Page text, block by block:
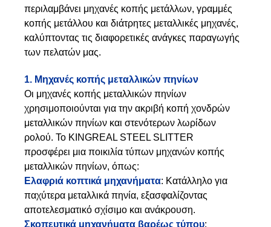
περιλαμβάνει μηχανές κοπής μετάλλων, γραμμές
κοπής μετάλλου και διάτρητες μεταλλικές μηχανές,
καλύπτοντας τις διαφορετικές ανάγκες παραγωγής
των πελατών μας.
1. Μηχανές κοπής μεταλλικών πηνίων
Οι μηχανές κοπής μεταλλικών πηνίων
χρησιμοποιούνται για την ακριβή κοπή χονδρών
μεταλλικών πηνίων και στενότερων λωρίδων
ρολού. Το KINGREAL STEEL SLITTER
προσφέρει μια ποικιλία τύπων μηχανών κοπής
μεταλλικών πηνίων, όπως:
Ελαφριά κοπτικά μηχανήματα: Κατάλληλο για
παχύτερα μεταλλικά πηνία, εξασφαλίζοντας
αποτελεσματικό σχίσιμο και ανάκρουση.
Σκοπευτικά μηχανήματα βαρέως τύπου: